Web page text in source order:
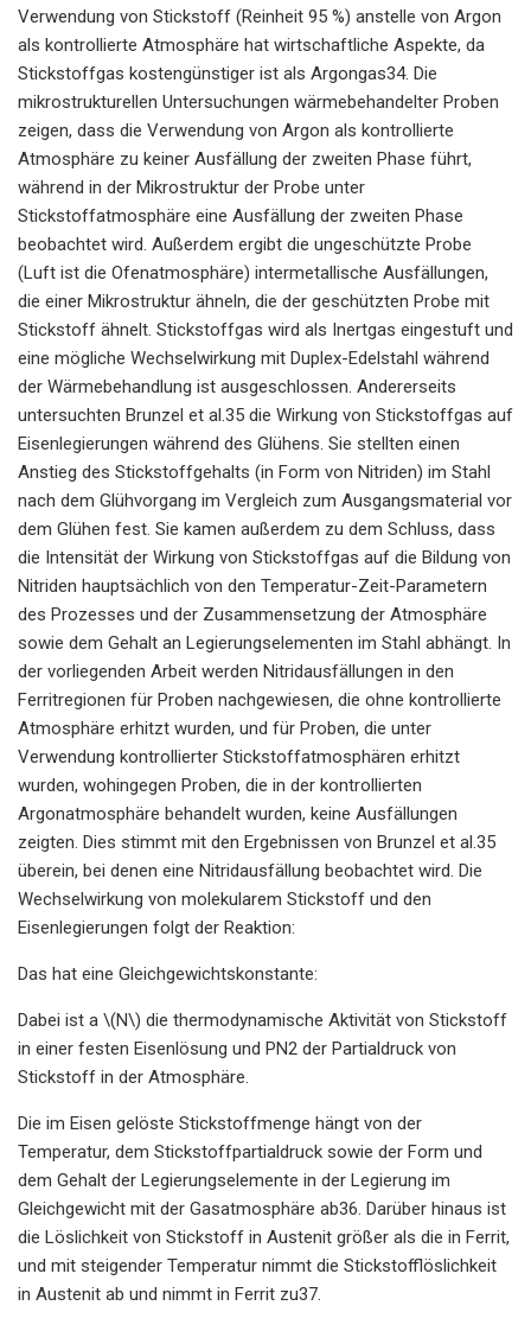
Verwendung von Stickstoff (Reinheit 95 %) anstelle von Argon
als kontrollierte Atmosphäre hat wirtschaftliche Aspekte, da
Stickstoffgas kostengünstiger ist als Argongas34. Die
mikrostrukturellen Untersuchungen wärmebehandelter Proben
zeigen, dass die Verwendung von Argon als kontrollierte
Atmosphäre zu keiner Ausfällung der zweiten Phase führt,
während in der Mikrostruktur der Probe unter
Stickstoffatmosphäre eine Ausfällung der zweiten Phase
beobachtet wird. Außerdem ergibt die ungeschützte Probe
(Luft ist die Ofenatmosphäre) intermetallische Ausfällungen,
die einer Mikrostruktur ähneln, die der geschützten Probe mit
Stickstoff ähnelt. Stickstoffgas wird als Inertgas eingestuft und
eine mögliche Wechselwirkung mit Duplex-Edelstahl während
der Wärmebehandlung ist ausgeschlossen. Andererseits
untersuchten Brunzel et al.35 die Wirkung von Stickstoffgas auf
Eisenlegierungen während des Glühens. Sie stellten einen
Anstieg des Stickstoffgehalts (in Form von Nitriden) im Stahl
nach dem Glühvorgang im Vergleich zum Ausgangsmaterial vor
dem Glühen fest. Sie kamen außerdem zu dem Schluss, dass
die Intensität der Wirkung von Stickstoffgas auf die Bildung von
Nitriden hauptsächlich von den Temperatur-Zeit-Parametern
des Prozesses und der Zusammensetzung der Atmosphäre
sowie dem Gehalt an Legierungselementen im Stahl abhängt. In
der vorliegenden Arbeit werden Nitridausfällungen in den
Ferritregionen für Proben nachgewiesen, die ohne kontrollierte
Atmosphäre erhitzt wurden, und für Proben, die unter
Verwendung kontrollierter Stickstoffatmosphären erhitzt
wurden, wohingegen Proben, die in der kontrollierten
Argonatmosphäre behandelt wurden, keine Ausfällungen
zeigten. Dies stimmt mit den Ergebnissen von Brunzel et al.35
überein, bei denen eine Nitridausfällung beobachtet wird. Die
Wechselwirkung von molekularem Stickstoff und den
Eisenlegierungen folgt der Reaktion:
Das hat eine Gleichgewichtskonstante:
Dabei ist a \(N\) die thermodynamische Aktivität von Stickstoff
in einer festen Eisenlösung und PN2 der Partialdruck von
Stickstoff in der Atmosphäre.
Die im Eisen gelöste Stickstoffmenge hängt von der
Temperatur, dem Stickstoffpartialdruck sowie der Form und
dem Gehalt der Legierungselemente in der Legierung im
Gleichgewicht mit der Gasatmosphäre ab36. Darüber hinaus ist
die Löslichkeit von Stickstoff in Austenit größer als die in Ferrit,
und mit steigender Temperatur nimmt die Stickstofflöslichkeit
in Austenit ab und nimmt in Ferrit zu37.